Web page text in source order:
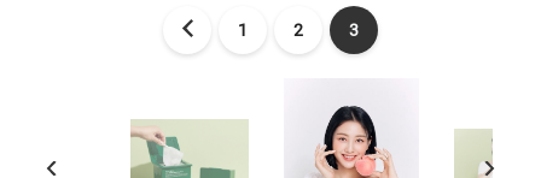
1 2 3